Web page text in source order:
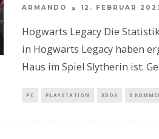
ARMANDO 12. FEBRUAR
Hogwarts Legacy Die
in Hogwarts Legacy haben
Haus im Spiel Slytherin ist.
PC PLAYSTATION XBOX 0